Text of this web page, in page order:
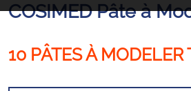
COSIMED Pâte à
10 PÂTES À